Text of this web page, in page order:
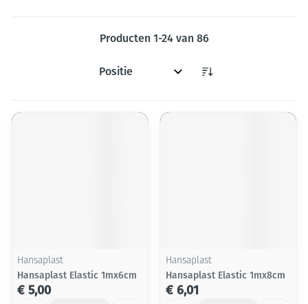
Producten 1-24van 86
Sorteer op:
Hansaplast
Hansaplast Elastic 1mx6cm
€ 5,00
Hansaplast
Hansaplast Elastic 1mx8cm
€ 6,01